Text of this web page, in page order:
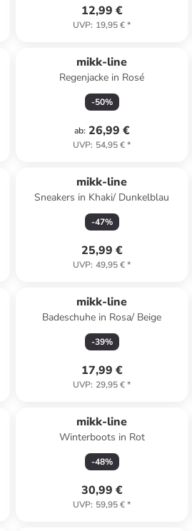
12,99 €
UVP: 19,95 €*
mikk-line
Regenjacke in Rosé
-50%
ab: 26,99 €
UVP: 54,95 €*
mikk-line
Sneakers in Khaki/ Dunkelblau
-47%
25,99 €
UVP: 49,95 €*
mikk-line
Badeschuhe in Rosa/ Beige
-39%
17,99 €
UVP: 29,95 €*
mikk-line
Winterboots in Rot
-48%
30,99 €
UVP: 59,95 €*